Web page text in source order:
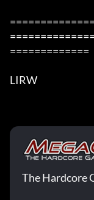
=============
LIRW
The Hardcore